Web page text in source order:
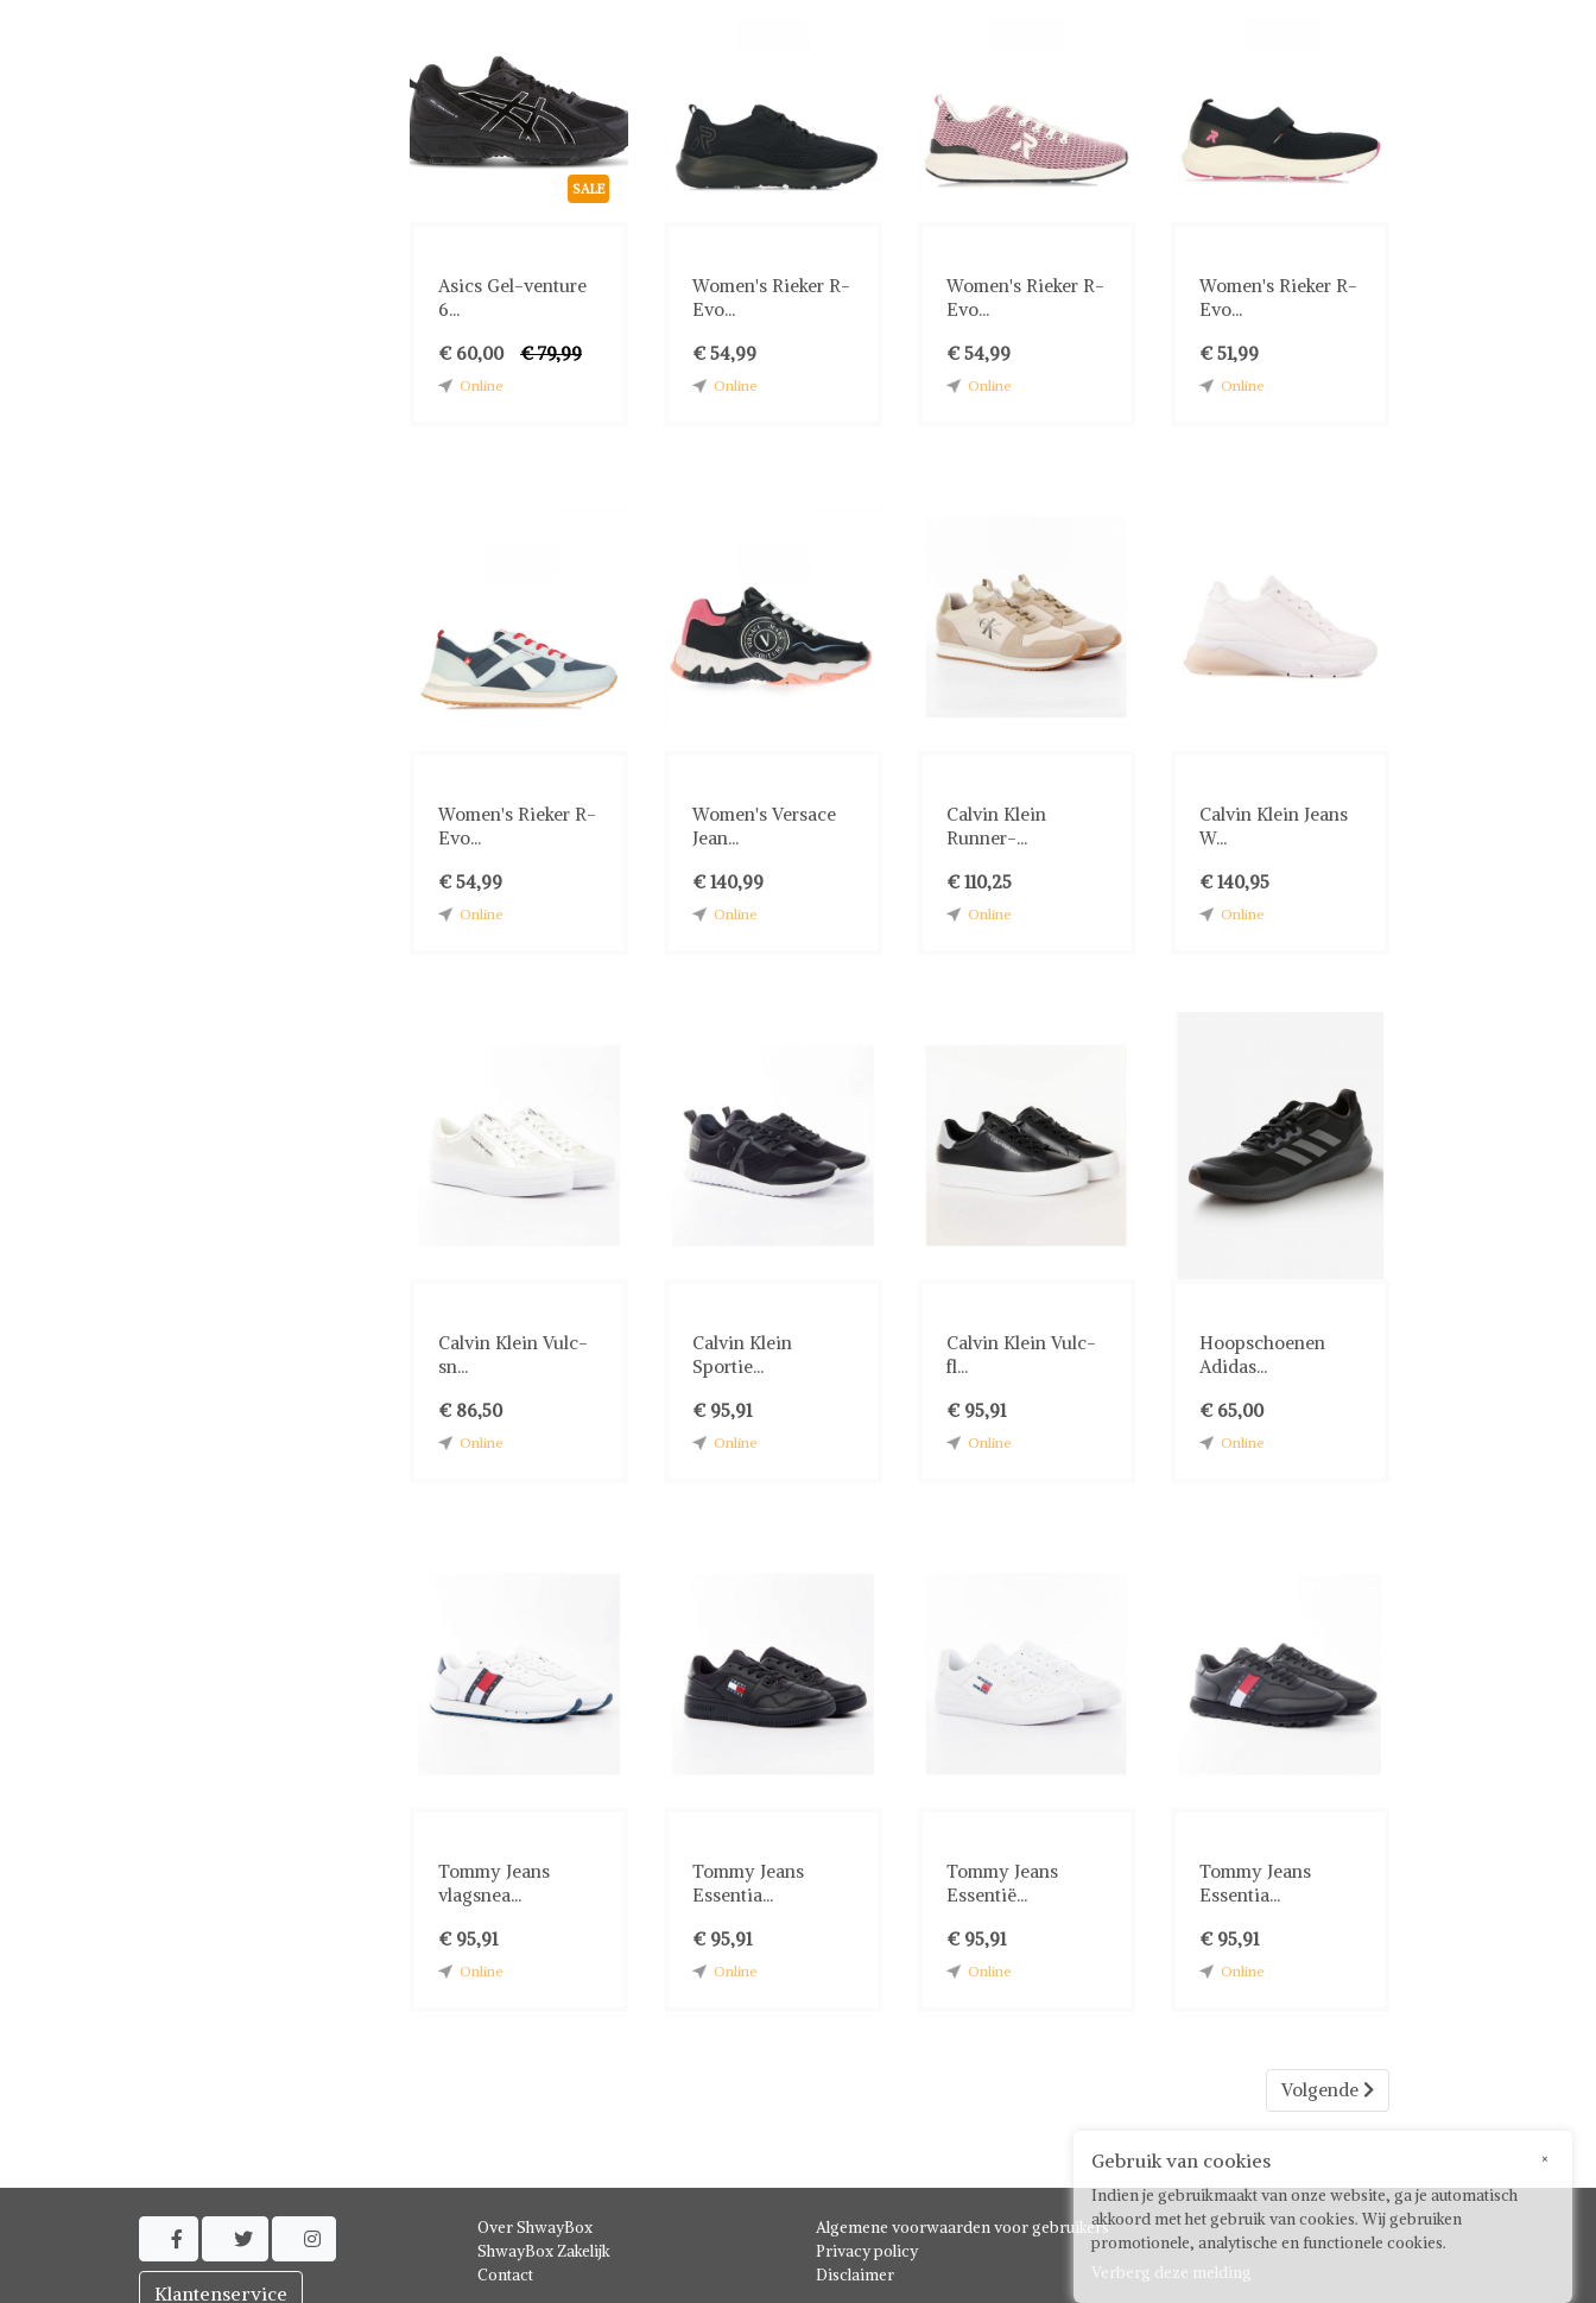
SALE
Asics Gel-venture
6...
€ 60,00
€ 79,99
Online
Women's Rieker R-
Evo...
€ 54,99
Online
Women's Rieker R-
Evo...
€ 54,99
Online
Women's Rieker R-
Evo...
€ 51,99
Online
Women's Rieker R-
Evo...
€ 54,99
Online
Women's Versace
Jean...
€ 140,99
Online
Calvin Klein
Runner-...
€ 110,25
Online
Calvin Klein Jeans
W...
€ 140,95
Online
Calvin Klein Vulc-
sn...
€ 86,50
Online
Calvin Klein
Sportie...
€ 95,91
Online
Calvin Klein Vulc-
fl...
€ 95,91
Online
Hoopschoenen
Adidas...
€ 65,00
Online
Tommy Jeans
vlagsnea...
€ 95,91
Online
Tommy Jeans
Essentia...
€ 95,91
Online
Tommy Jeans
Essentië...
€ 95,91
Online
Tommy Jeans
Essentia...
€ 95,91
Online
Volgende
  
Klantenservice
Over ShwayBox
ShwayBox Zakelijk
Contact
Algemene voorwaarden voor gebruikers
Privacy policy
Disclaimer
×
Gebruik van cookies
Indien je gebruikmaakt van onze website, ga je automatisch
akkoord met het gebruik van cookies. Wij gebruiken
promotionele, analytische en functionele cookies.
Verberg deze melding